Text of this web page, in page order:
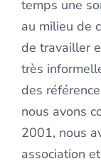
temps une
au milieu de
de travailler
très
des
nous avons
2001, nous
association